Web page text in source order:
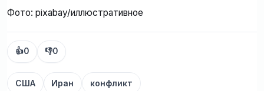
Фото: pixabay/иллюстративное
👍0 👎0
США Иран конфликт